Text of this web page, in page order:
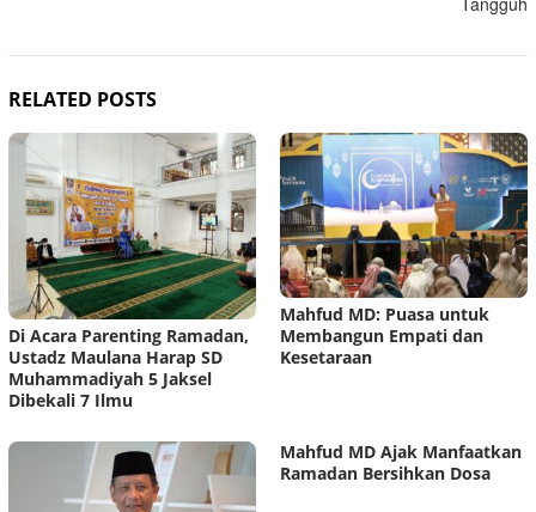
RELATED POSTS
Di Acara Parenting Ramadan,
Ustadz Maulana Harap SD
Muhammadiyah 5 Jaksel
Dibekali 7 Ilmu
Mahfud MD: Puasa untuk
Membangun Empati dan
Kesetaraan
Mahfud MD Ajak Manfaatkan
Ramadan Bersihkan Dosa